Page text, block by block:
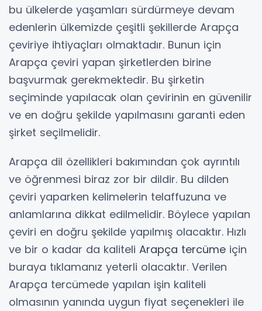
bu ülkelerde yaşamları sürdürmeye devam
edenlerin ülkemizde çeşitli şekillerde Arapça
çeviriye ihtiyaçları olmaktadır. Bunun için
Arapça çeviri yapan şirketlerden birine
başvurmak gerekmektedir. Bu şirketin
seçiminde yapılacak olan çevirinin en güvenilir
ve en doğru şekilde yapılmasını garanti eden
şirket seçilmelidir.
Arapça dil özellikleri bakımından çok ayrıntılı
ve öğrenmesi biraz zor bir dildir. Bu dilden
çeviri yaparken kelimelerin telaffuzuna ve
anlamlarına dikkat edilmelidir. Böylece yapılan
çeviri en doğru şekilde yapılmış olacaktır. Hızlı
ve bir o kadar da kaliteli Arapça tercüme için
buraya tıklamanız yeterli olacaktır. Verilen
Arapça tercümede yapılan işin kaliteli
olmasının yanında uygun fiyat seçenekleri ile